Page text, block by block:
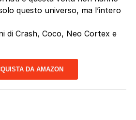
questo universo, ma l’intero
di Crash, Coco, Neo Cortex e
DA AMAZON